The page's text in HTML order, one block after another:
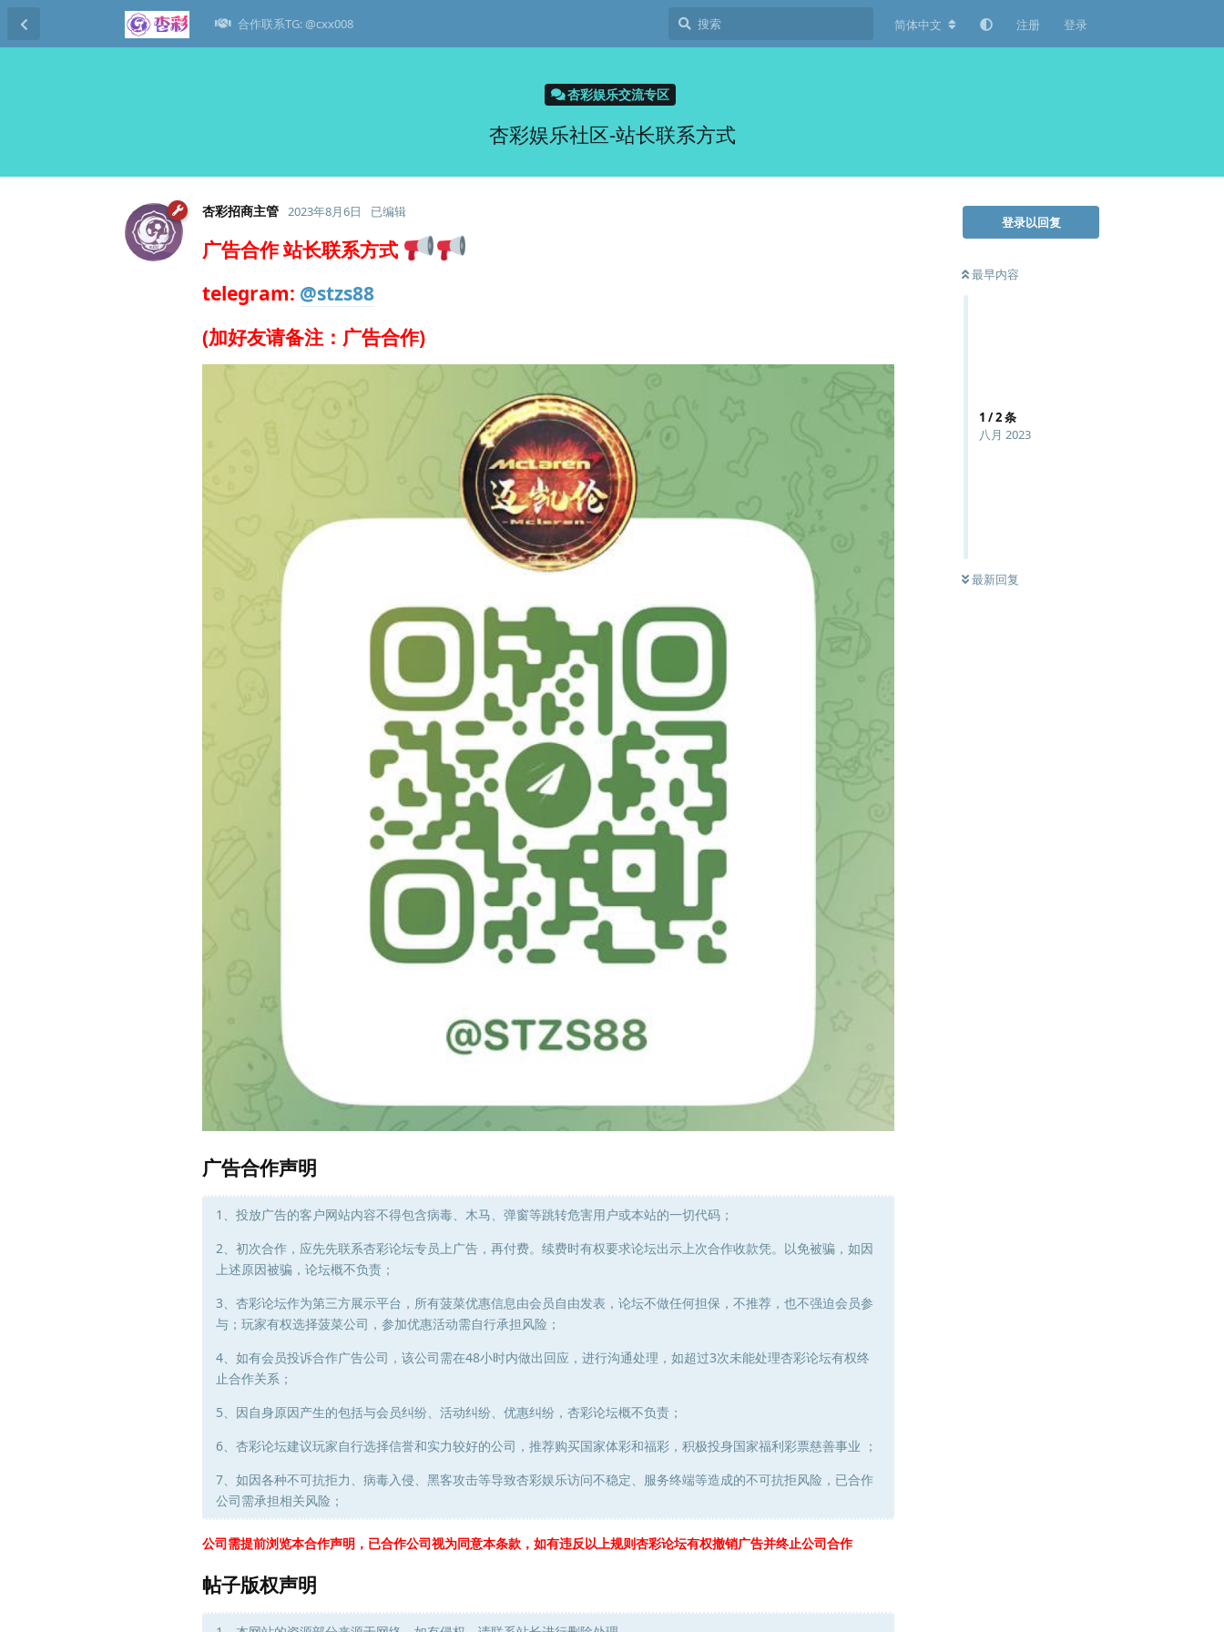
合作联系TG: @cxx008 简体中文 注册 登录
杏彩娱乐交流专区
杏彩娱乐社区-站长联系方式
登录以回复
最早内容
1 /2条
八月 2023
最新回复
杏彩招商主管 2023年8月6日 已编辑
广告合作 站长联系方式
telegram: @stzs88
(加好友请备注：广告合作)
广告合作声明
1、投放广告的客户网站内容不得包含病毒、木马、弹窗等跳转危害用户或本站的一切代码；
2、初次合作，应先先联系杏彩论坛专员上广告，再付费。续费时有权要求论坛出示上次合作收款凭。以免被骗，如因
上述原因被骗，论坛概不负责；
3、杏彩论坛作为第三方展示平台，所有菠菜优惠信息由会员自由发表，论坛不做任何担保，不推荐，也不强迫会员参
与；玩家有权选择菠菜公司，参加优惠活动需自行承担风险；
4、如有会员投诉合作广告公司，该公司需在48小时内做出回应，进行沟通处理，如超过3次未能处理杏彩论坛有权终
止合作关系；
5、因自身原因产生的包括与会员纠纷、活动纠纷、优惠纠纷，杏彩论坛概不负责；
6、杏彩论坛建议玩家自行选择信誉和实力较好的公司，推荐购买国家体彩和福彩，积极投身国家福利彩票慈善事业 ；
7、如因各种不可抗拒力、病毒入侵、黑客攻击等导致杏彩娱乐访问不稳定、服务终端等造成的不可抗拒风险，已合作
公司需承担相关风险；
公司需提前浏览本合作声明，已合作公司视为同意本条款，如有违反以上规则杏彩论坛有权撤销广告并终止公司合作
帖子版权声明